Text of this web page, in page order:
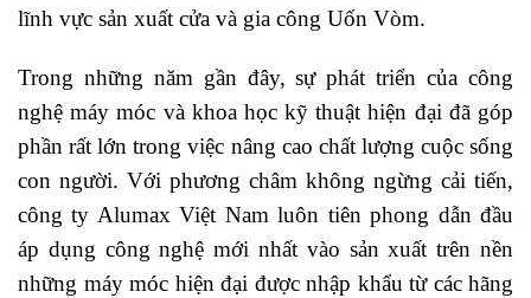
lĩnh vực sản xuất cửa và gia công Uốn Vòm.
Trong những năm gần đây, sự phát triển của công
nghệ máy móc và khoa học kỹ thuật hiện đại đã góp
phần rất lớn trong việc nâng cao chất lượng cuộc sống
con người. Với phương châm không ngừng cải tiến,
công ty Alumax Việt Nam luôn tiên phong dẫn đầu
áp dụng công nghệ mới nhất vào sản xuất trên nền
những máy móc hiện đại được nhập khẩu từ các hãng